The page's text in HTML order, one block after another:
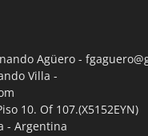
Agüero -
Villa -
10. Of 107.(X5152EYN)
- Argentina